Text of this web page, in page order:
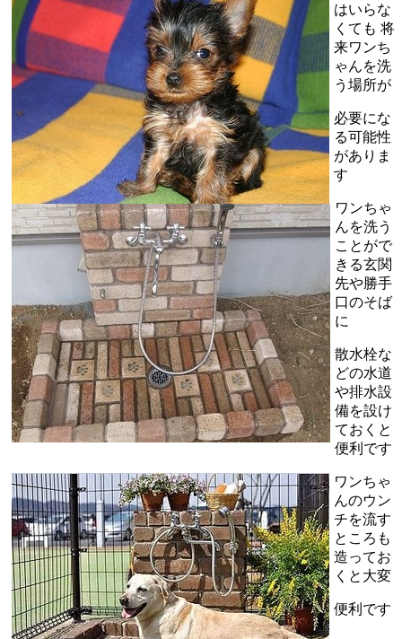
はいらな
くても 将
来ワンち
ゃんを洗
う場所が
必要にな
る可能性
がありま
す
ワンちゃ
んを洗う
ことがで
きる玄関
先や勝手
口のそば
に
散水栓な
どの水道
や排水設
備を設け
ておくと
便利です
ワンちゃ
んのウン
チを流す
ところも
造ってお
くと大変
便利です